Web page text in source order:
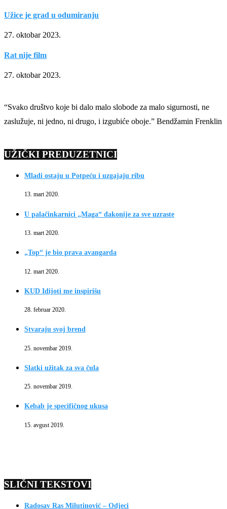
Užice je grad u odumiranju
27. oktobar 2023.
Rat nije film
27. oktobar 2023.
“Svako društvo koje bi dalo malo slobode za malo sigurnosti, ne
zaslužuje, ni jedno, ni drugo, i izgubiće oboje.” Bendžamin Frenklin
UŽIČKI PREDUZETNICI
Mladi ostaju u Potpeću i uzgajaju ribu
13. mart 2020.
U palačinkarnici „Maga“ đakonije za sve uzraste
13. mart 2020.
„Top“ je bio prava avangarda
12. mart 2020.
KUD Idijoti me inspirišu
28. februar 2020.
Stvaraju svoj brend
25. novembar 2019.
Slatki užitak za sva čula
25. novembar 2019.
Kebab je specifičnog ukusa
15. avgust 2019.
SLIČNI TEKSTOVI
Radosav Ras Milutinović – Odjeci